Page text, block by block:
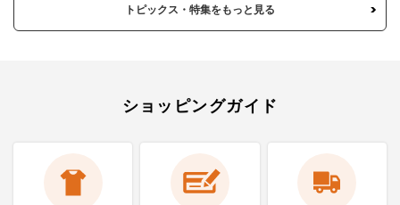
トピックス・特集をもっと見る
ショッピングガイド